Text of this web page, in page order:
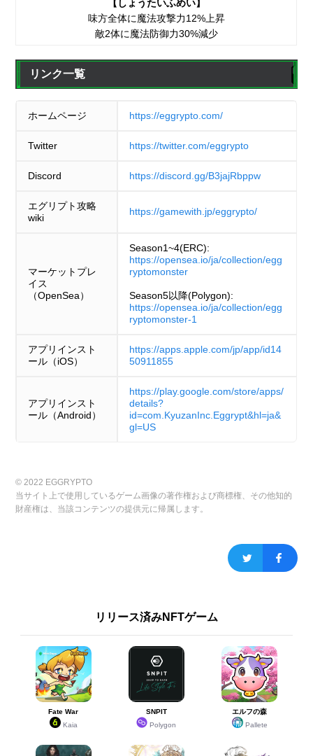
【しょうたいふめい】
味方全体に魔法攻撃力12%上昇
敵2体に魔法防御力30%減少
リンク一覧
ホームページ https://eggrypto.com/
Twitter https://twitter.com/eggrypto
Discord https://discord.gg/B3jajRbppw
エグリプト攻略
wiki
https://gamewith.jp/eggrypto/
マーケットプレ
イス
（OpenSea）
Season1~4(ERC):
https://opensea.io/ja/collection/egg
ryptomonster
Season5以降(Polygon):
https://opensea.io/ja/collection/egg
ryptomonster-1
アプリインスト
ール（iOS）
https://apps.apple.com/jp/app/id14
50911855
アプリインスト
ール（Android）
https://play.google.com/store/apps/
details?
id=com.KyuzanInc.Eggrypt&hl=ja&
gl=US
© 2022 EGGRYPTO
当サイト上で使用しているゲーム画像の著作権および商標権、その他知的
財産権は、当該コンテンツの提供元に帰属します。
リリース済みNFTゲーム
Fate War
Kaia
SNPIT
Polygon
エルフの森
Pallete